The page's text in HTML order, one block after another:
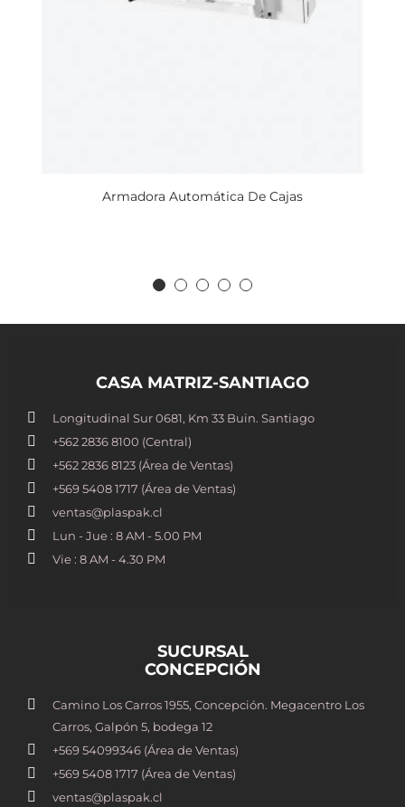
Armadora Automática De Cajas
CASA MATRIZ-SANTIAGO
Longitudinal Sur 0681, Km 33 Buin. Santiago
+562 2836 8100​ (Central)
+562 2836 8123 (Área de Ventas)
+569 5408 1717 (Área de Ventas)
ventas@plaspak.cl
Lun - Jue : 8 AM - 5.00 PM
Vie : 8 AM - 4.30 PM
SUCURSAL
CONCEPCIÓN
Camino Los Carros 1955, Concepción. Megacentro Los
Carros, Galpón 5, bodega 12
+569 54099346 (Área de Ventas)
+569 5408 1717 (Área de Ventas)
ventas@plaspak.cl